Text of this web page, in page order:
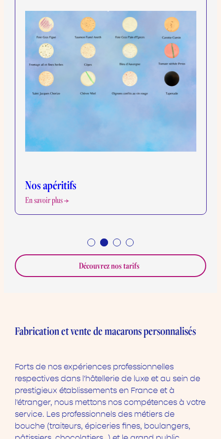
Nos originaux
En savoir plus
Découvrez nos tarifs
Fabrication et vente de macarons personnalisés
Forts de nos expériences professionnelles
respectives dans l'hôtellerie de luxe et au sein de
prestigieux établissements en France et à
l'étranger, nous mettons nos compétences à votre
service. Les professionnels des métiers de
bouche (traiteurs, épiceries fines, boulangers,